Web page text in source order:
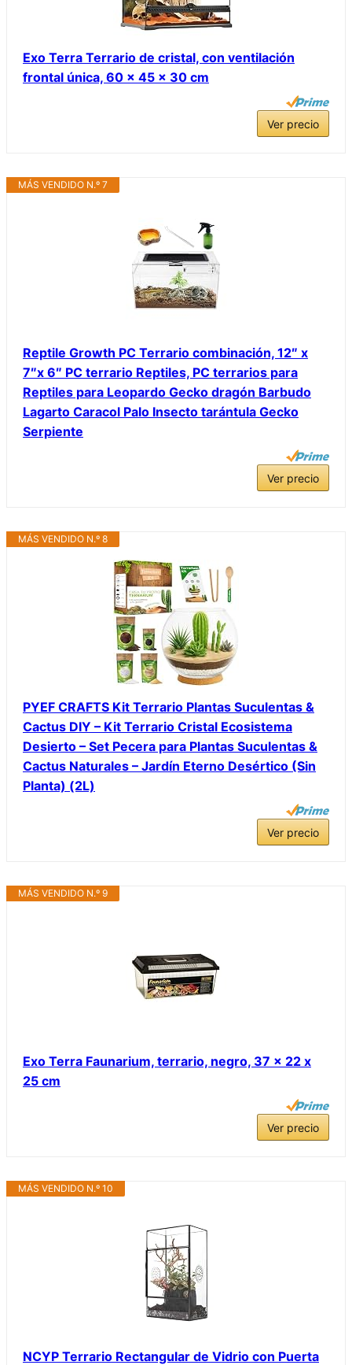
Exo Terra Terrario de cristal, con ventilación
frontal única, 60 x 45 x 30 cm
Ver precio
MÁS VENDIDO N.º 7
Reptile Growth PC Terrario combinación, 12″ x
7″x 6″ PC terrario Reptiles, PC terrarios para
Reptiles para Leopardo Gecko dragón Barbudo
Lagarto Caracol Palo Insecto tarántula Gecko
Serpiente
Ver precio
MÁS VENDIDO N.º 8
PYEF CRAFTS Kit Terrario Plantas Suculentas &
Cactus DIY – Kit Terrario Cristal Ecosistema
Desierto – Set Pecera para Plantas Suculentas &
Cactus Naturales – Jardín Eterno Desértico (Sin
Planta) (2L)
Ver precio
MÁS VENDIDO N.º 9
Exo Terra Faunarium, terrario, negro, 37 x 22 x
25 cm
Ver precio
MÁS VENDIDO N.º 10
NCYP Terrario Rectangular de Vidrio con Puerta